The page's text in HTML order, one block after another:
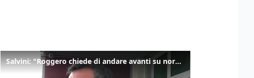
Salvini: "Roggero chiede di andare avanti su norma anti-risarcimenti"